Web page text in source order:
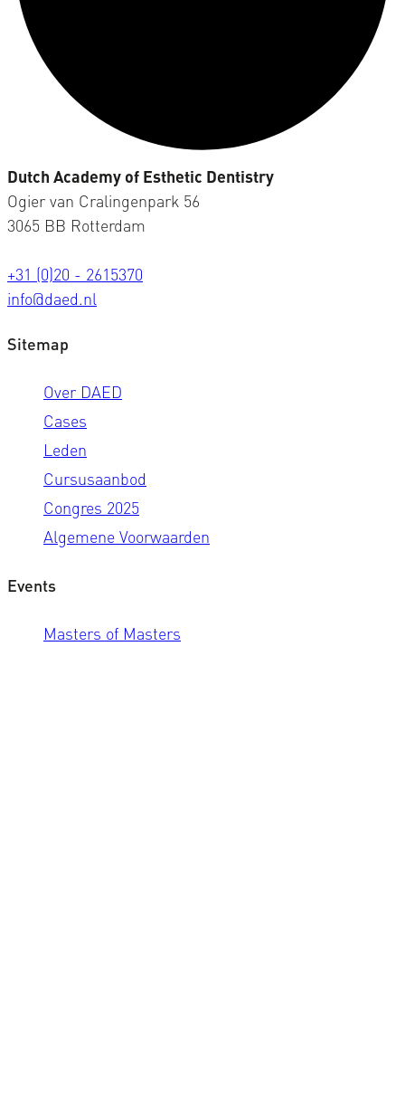
Dutch Academy of Esthetic Dentistry
Ogier van Cralingenpark 56
3065 BB Rotterdam
+31 (0)20 - 2615370
info@daed.nl
Sitemap
Over DAED
Cases
Leden
Cursusaanbod
Congres 2025
Algemene Voorwaarden
Events
Masters of Masters